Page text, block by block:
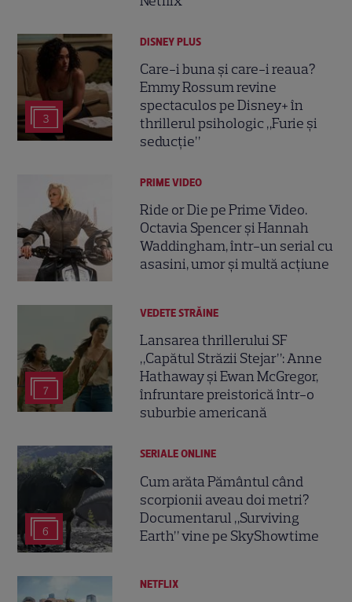
3
DISNEY PLUS
Care-i buna și care-i reaua?
Emmy Rossum revine
spectaculos pe Disney+ în
thrillerul psihologic „Furie și
seducție”
PRIME VIDEO
Ride or Die pe Prime Video.
Octavia Spencer și Hannah
Waddingham, într-un serial cu
asasini, umor și multă acțiune
7
VEDETE STRĂINE
Lansarea thrillerului SF
„Capătul Străzii Stejar”: Anne
Hathaway și Ewan McGregor,
înfruntare preistorică într-o
suburbie americană
6
SERIALE ONLINE
Cum arăta Pământul când
scorpionii aveau doi metri?
Documentarul „Surviving
Earth” vine pe SkyShowtime
NETFLIX